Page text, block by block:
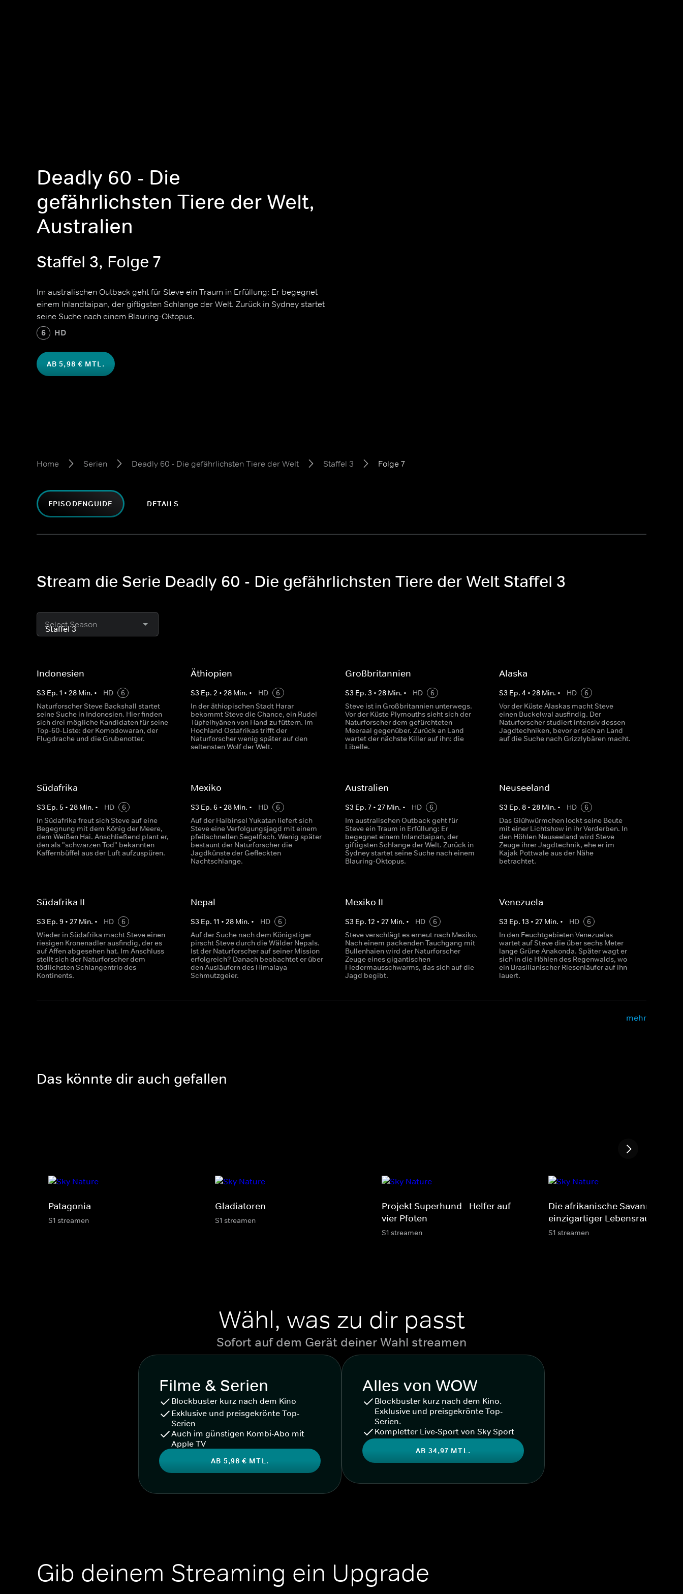
Deadly 60 - Die
gefährlichsten Tiere der Welt,
Australien
Staffel 3, Folge 7
Im australischen Outback geht für Steve ein Traum in Erfüllung: Er begegnet
einem Inlandtaipan, der giftigsten Schlange der Welt. Zurück in Sydney startet
seine Suche nach einem Blauring-Oktopus.
6 HD
AB 5,98 € MTL.
Home Serien Deadly 60 - Die gefährlichsten Tiere der Welt Staffel 3 Folge 7
EPISODENGUIDE DETAILS
Stream die Serie Deadly 60 - Die gefährlichsten Tiere der Welt Staffel 3
Select Season
Indonesien
S3 Ep. 1 • 28 Min. • HD
6
Naturforscher Steve Backshall startet
seine Suche in Indonesien. Hier finden
sich drei mögliche Kandidaten für seine
Top-60-Liste: der Komodowaran, der
Flugdrache und die Grubenotter.
Äthiopien
S3 Ep.2 •28 Min. • HD
6
In der äthiopischen Stadt Harar
bekommt Steve die Chance, ein Rudel
Tüpfelhyänen von Hand zu füttern. Im
Hochland Ostafrikas trifft der
Naturforscher wenig später auf den
seltensten Wolf der Welt.
Großbritannien
S3 Ep. 3 • 28Min. • HD
6
Steve ist in Großbritannien unterwegs.
Vor der Küste Plymouths sieht sich der
Naturforscher dem gefürchteten
Meeraal gegenüber. Zurück an Land
wartet der nächste Killer auf ihn: die
Libelle.
Alaska
S3 Ep. 4 • 28Min. • HD
6
Vor der Küste Alaskas macht Steve
einen Buckelwal ausfindig. Der
Naturforscher studiert intensiv dessen
Jagdtechniken, bevor er sich an Land
auf die Suche nach Grizzlybären macht.
Südafrika
S3 Ep. 5 • 28 Min. • HD
6
In Südafrika freut sich Steve auf eine
Begegnung mit dem König der Meere,
dem Weißen Hai. Anschließend plant er,
den als "schwarzen Tod" bekannten
Kaffernbüffel aus der Luft aufzuspüren.
Mexiko
S3 Ep.6 •28 Min. • HD
6
Auf der Halbinsel Yukatan liefert sich
Steve eine Verfolgungsjagd mit einem
pfeilschnellen Segelfisch. Wenig später
bestaunt der Naturforscher die
Jagdkünste der Gefleckten
Nachtschlange.
Australien
S3 Ep. 7• 27Min. • HD
6
Im australischen Outback geht für
Steve ein Traum in Erfüllung: Er
begegnet einem Inlandtaipan, der
giftigsten Schlange der Welt. Zurück in
Sydney startet seine Suche nach einem
Blauring-Oktopus.
Neuseeland
S3 Ep. 8• 28Min. • HD
6
Das Glühwürmchen lockt seine Beute
mit einer Lichtshow in ihr Verderben. In
den Höhlen Neuseeland wird Steve
Zeuge ihrer Jagdtechnik, ehe er im
Kajak Pottwale aus der Nähe
betrachtet.
Südafrika II
S3 Ep. 9 • 27 Min. • HD
6
Wieder in Südafrika macht Steve einen
riesigen Kronenadler ausfindig, der es
auf Affen abgesehen hat. Im Anschluss
stellt sich der Naturforscher dem
tödlichsten Schlangentrio des
Kontinents.
Nepal
S3 Ep.11 •28 Min. • HD
6
Auf der Suche nach dem Königstiger
pirscht Steve durch die Wälder Nepals.
Ist der Naturforscher auf seiner Mission
erfolgreich? Danach beobachtet er über
den Ausläufern des Himalaya
Schmutzgeier.
Mexiko II
S3 Ep. 12 • 27Min. • HD
6
Steve verschlägt es erneut nach Mexiko.
Nach einem packenden Tauchgang mit
Bullenhaien wird der Naturforscher
Zeuge eines gigantischen
Fledermausschwarms, das sich auf die
Jagd begibt.
Venezuela
S3 Ep. 13 • 27Min. • HD
6
In den Feuchtgebieten Venezuelas
wartet auf Steve die über sechs Meter
lange Grüne Anakonda. Später wagt er
sich in die Höhlen des Regenwalds, wo
ein Brasilianischer Riesenläufer auf ihn
lauert.
mehr
Das könnte dir auch gefallen
Patagonia
S1 streamen
Gladiatoren
S1 streamen
Projekt Superhund - Helfer auf
vier Pfoten
S1 streamen
Die afrikanische Savanne - Ein
einzigartiger Lebensraum
S1 streamen
Wähl, was zu dir passt
Sofort auf dem Gerät deiner Wahl streamen
Filme & Serien
Blockbuster kurz nach dem Kino
Exklusive und preisgekrönte Top-
Serien
Auch im günstigen Kombi-Abo mit
Apple TV
AB 5,98 € MTL.
Alles von WOW
Blockbuster kurz nach dem Kino.
Exklusive und preisgekrönte Top-
Serien.
Kompletter Live-Sport von Sky Sport
AB 34,97 MTL.
Gib deinem Streaming ein Upgrade